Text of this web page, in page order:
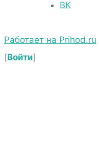
ВК
Работает на Prihod.ru
[Войти]